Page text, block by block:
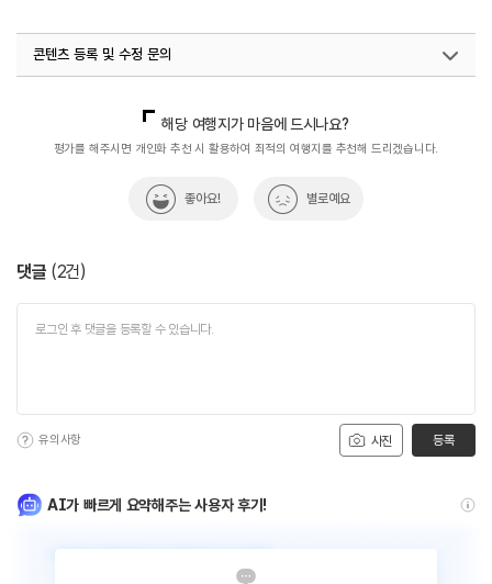
#이색체험
콘텐츠 등록 및 수정 문의
열린관광콘텐츠팀(열린관광-모두의여행)
033-738-3425
해당 여행지가 마음에 드시나요?
평가를 해주시면 개인화 추천 시 활용하여 최적의 여행지를 추천해 드리겠습니다.
좋아요! 별로예요
댓글 (2건)
사진
유의사항 등록
AI가 빠르게 요약해주는 사용자 후기!